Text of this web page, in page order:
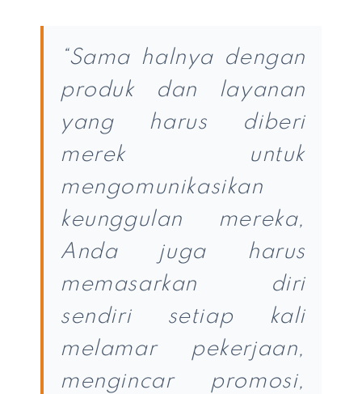
“Sama halnya dengan
produk dan layanan
yang harus diberi
merek untuk
mengomunikasikan
keunggulan mereka,
Anda juga harus
memasarkan diri
sendiri setiap kali
melamar pekerjaan,
mengincar promosi,